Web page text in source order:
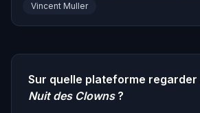
Vincent Muller
Sur quelle plateforme regarder
Nuit des Clowns?